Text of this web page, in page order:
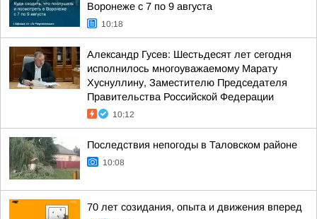
Воронеже с 7 по 9 августа
10:18
Александр Гусев: Шестьдесят лет сегодня
исполнилось многоуважаемому Марату
Хуснуллину, Заместителю Председателя
Правительства Российской Федерации
10:12
Последствия непогоды в Таловском районе
10:08
70 лет созидания, опыта и движения вперед